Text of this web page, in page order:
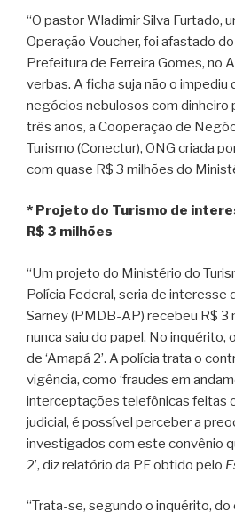
“O pastor Wladimir Silva Furtado,
Operação Voucher, foi afastado
Prefeitura de Ferreira Gomes, no
verbas. A ficha suja não o impediu
negócios nebulosos com dinheiro
três anos, a Cooperação de
Turismo (Conectur), ONG criada
com quase R$ 3 milhões do
* Projeto do Turismo de
R$ 3 milhões
“Um projeto do Ministério do
Polícia Federal, seria de interesse
Sarney (PMDB-AP) recebeu R$ 3
nunca saiu do papel. No inquérito,
de ‘Amapá 2’. A polícia trata o
vigência, como ‘fraudes em
interceptações telefônicas feitas
judicial, é possível perceber a
investigados com este convênio
2’, diz relatório da PF obtido pelo
“Trata-se, segundo o inquérito,